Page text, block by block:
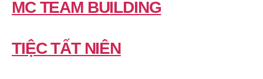
MC TEAM BUILDING
TIỆC TẤT NIÊN